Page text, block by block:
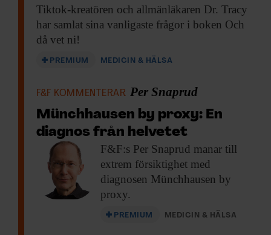
Tiktok-kreatören och allmänläkaren Dr. Tracy
har samlat sina vanligaste frågor i boken Och
då vet ni!
PREMIUM MEDICIN & HÄLSA
F&F KOMMENTERAR Per Snaprud
Münchhausen by proxy: En
diagnos från helvetet
F&F:s Per Snaprud manar till
extrem försiktighet med
diagnosen Münchhausen by
proxy.
PREMIUM MEDICIN & HÄLSA